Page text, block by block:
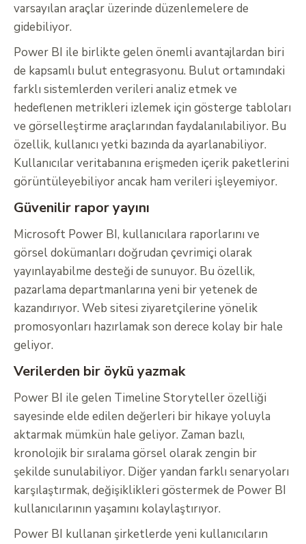
varsayılan araçlar üzerinde düzenlemelere de
gidebiliyor.
Power BI ile birlikte gelen önemli avantajlardan biri
de kapsamlı bulut entegrasyonu. Bulut ortamındaki
farklı sistemlerden verileri analiz etmek ve
hedeflenen metrikleri izlemek için gösterge tabloları
ve görselleştirme araçlarından faydalanılabiliyor. Bu
özellik, kullanıcı yetki bazında da ayarlanabiliyor.
Kullanıcılar veritabanına erişmeden içerik paketlerini
görüntüleyebiliyor ancak ham verileri işleyemiyor.
Güvenilir rapor yayını
Microsoft Power BI, kullanıcılara raporlarını ve
görsel dokümanları doğrudan çevrimiçi olarak
yayınlayabilme desteği de sunuyor. Bu özellik,
pazarlama departmanlarına yeni bir yetenek de
kazandırıyor. Web sitesi ziyaretçilerine yönelik
promosyonları hazırlamak son derece kolay bir hale
geliyor.
Verilerden bir öykü yazmak
Power BI ile gelen Timeline Storyteller özelliği
sayesinde elde edilen değerleri bir hikaye yoluyla
aktarmak mümkün hale geliyor. Zaman bazlı,
kronolojik bir sıralama görsel olarak zengin bir
şekilde sunulabiliyor. Diğer yandan farklı senaryoları
karşılaştırmak, değişiklikleri göstermek de Power BI
kullanıcılarının yaşamını kolaylaştırıyor.
Power BI kullanan şirketlerde yeni kullanıcıların